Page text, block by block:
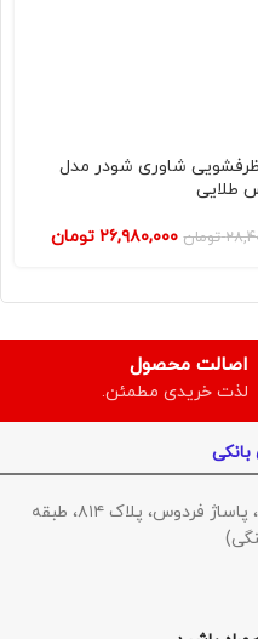
شاوری شودر مدل
طلایی
تومان ۲۶,۹۸۰,۰۰۰ تومان
اصالت محصول
لذت خریدی مطمئن.
تهران ،چهارراه گلوبندک، پاساژ فردوس، پلاک ۸۱۴، طبقه